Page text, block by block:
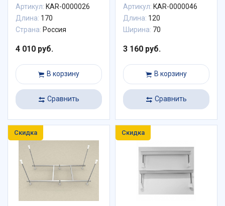
Артикул: KAR-0000026
Длина: 170
Страна: Россия
4 010 руб.
В корзину
Сравнить
Артикул: KAR-0000046
Длина: 120
Ширина: 70
3 160 руб.
В корзину
Сравнить
Скидка Скидка